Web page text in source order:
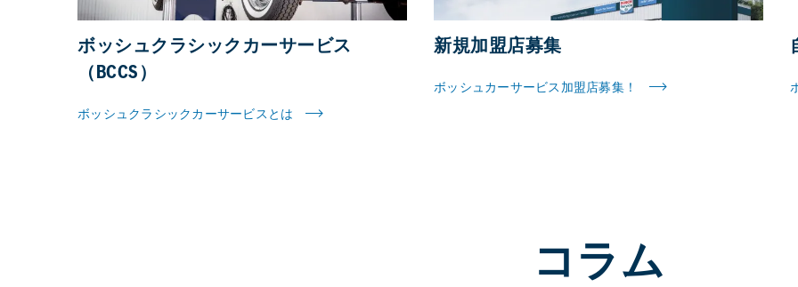
ボッシュクラシックカーサービス
（BCCS）
ボッシュクラシックカーサービスとは
新規加盟店募集
ボッシュカーサービス加盟店募集！
コラム